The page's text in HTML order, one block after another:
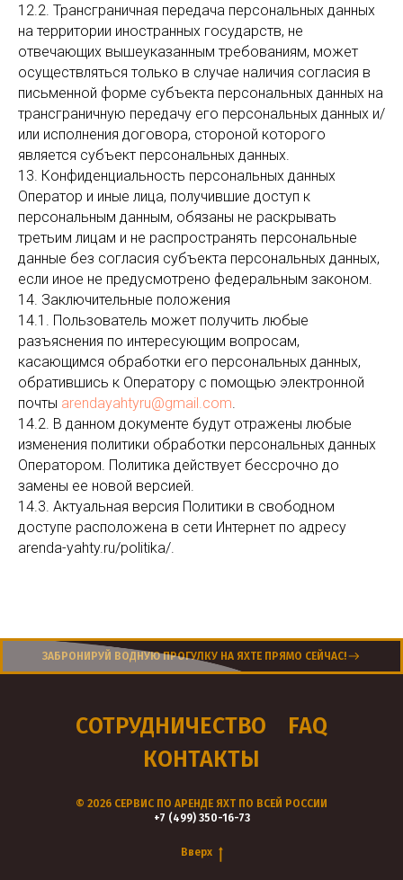
12.2. Трансграничная передача персональных данных
на территории иностранных государств, не
отвечающих вышеуказанным требованиям, может
осуществляться только в случае наличия согласия в
письменной форме субъекта персональных данных на
трансграничную передачу его персональных данных и/
или исполнения договора, стороной которого
является субъект персональных данных.
13. Конфиденциальность персональных данных
Оператор и иные лица, получившие доступ к
персональным данным, обязаны не раскрывать
третьим лицам и не распространять персональные
данные без согласия субъекта персональных данных,
если иное не предусмотрено федеральным законом.
14. Заключительные положения
14.1. Пользователь может получить любые
разъяснения по интересующим вопросам,
касающимся обработки его персональных данных,
обратившись к Оператору с помощью электронной
почты arendayahtyru@gmail.com.
14.2. В данном документе будут отражены любые
изменения политики обработки персональных данных
Оператором. Политика действует бессрочно до
замены ее новой версией.
14.3. Актуальная версия Политики в свободном
доступе расположена в сети Интернет по адресу
arenda-yahty.ru/politika/.
ЗАБРОНИРУЙ ВОДНУЮ ПРОГУЛКУ НА ЯХТЕ ПРЯМО СЕЙЧАС!
СОТРУДНИЧЕСТВО
FAQ
КОНТАКТЫ
© 2026 СЕРВИС ПО АРЕНДЕ ЯХТ ПО ВСЕЙ РОССИИ
+7 (499) 350-16-73
Вверх